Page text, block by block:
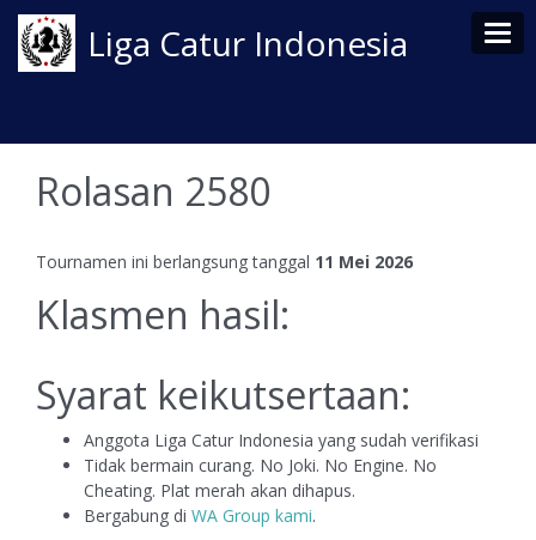
Liga Catur Indonesia
Rolasan 2580
Tournamen ini berlangsung tanggal 11 Mei 2026
Klasmen hasil:
Syarat keikutsertaan:
Anggota Liga Catur Indonesia yang sudah verifikasi
Tidak bermain curang. No Joki. No Engine. No
Cheating. Plat merah akan dihapus.
Bergabung di WA Group kami.